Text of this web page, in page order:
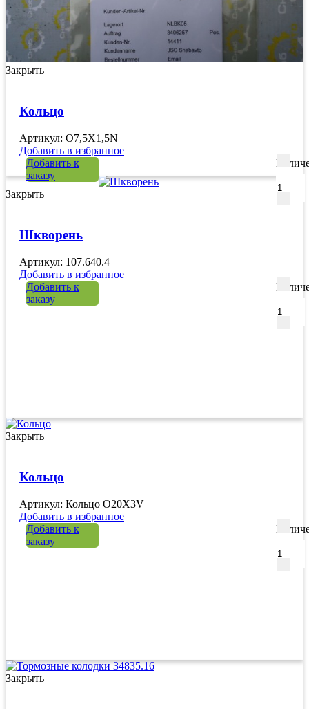
Закрыть
Кольцо
Артикул: O7,5X1,5N
Добавить в избранное
Добавить к
заказу
Закрыть
Шкворень
Артикул: 107.640.4
Добавить в избранное
Добавить к
заказу
Закрыть
Кольцо
Артикул: Кольцо O20X3V
Добавить в избранное
Добавить к
заказу
Закрыть